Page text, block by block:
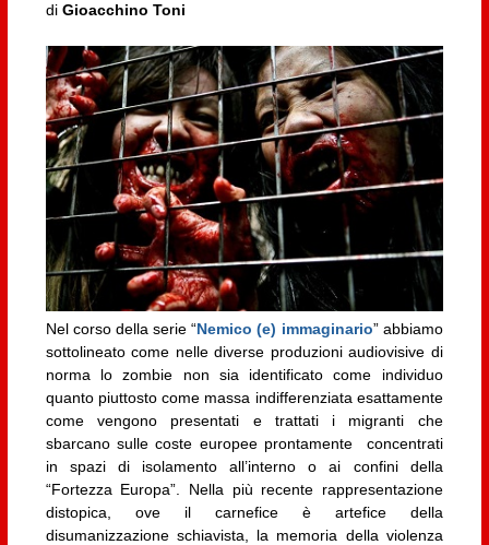
di Gioacchino Toni
Nel corso della serie “Nemico (e) immaginario” abbiamo
sottolineato come nelle diverse produzioni audiovisive di
norma lo zombie non sia identificato come individuo
quanto piuttosto come massa indifferenziata esattamente
come vengono presentati e trattati i migranti che
sbarcano sulle coste europee prontamente concentrati
in spazi di isolamento all’interno o ai confini della
“Fortezza Europa”. Nella più recente rappresentazione
distopica, ove il carnefice è artefice della
disumanizzazione schiavista, la memoria della violenza